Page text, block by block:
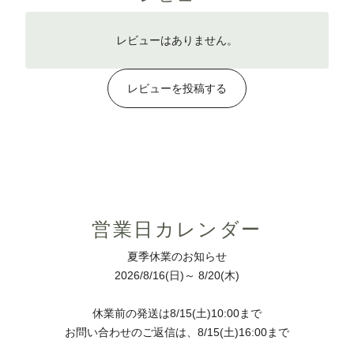
レビューはありません。
レビューを投稿する
営業日カレンダー
夏季休業のお知らせ
2026/8/16(日)～ 8/20(木)
休業前の発送は8/15(土)10:00まで
お問い合わせのご返信は、8/15(土)16:00まで